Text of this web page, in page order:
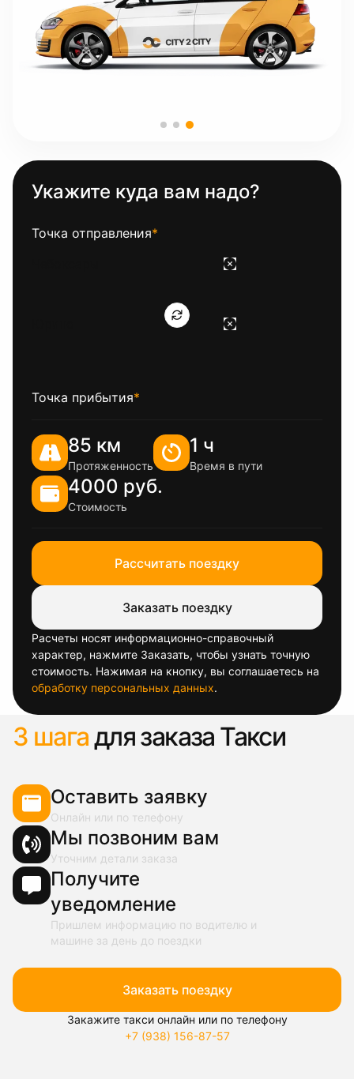
Укажите куда вам надо?
Точка отправления*
Точка прибытия*
85 км
Протяженность
1 ч
Время в пути
4000 руб.
Стоимость
Рассчитать поездку
Заказать поездку
Расчеты носят информационно-справочный
характер, нажмите Заказать, чтобы узнать точную
стоимость. Нажимая на кнопку, вы соглашаетесь на
обработку персональных данных.
3 шагадля заказа Такси
Оставить заявку
Онлайн или по телефону
Мы позвоним вам
Уточним детали заказа
Получите
уведомление
Пришлем информацию по водителю и
машине за день до поездки
Заказать поездку
Закажите такси онлайн или по телефону
+7 (938) 156-87-57